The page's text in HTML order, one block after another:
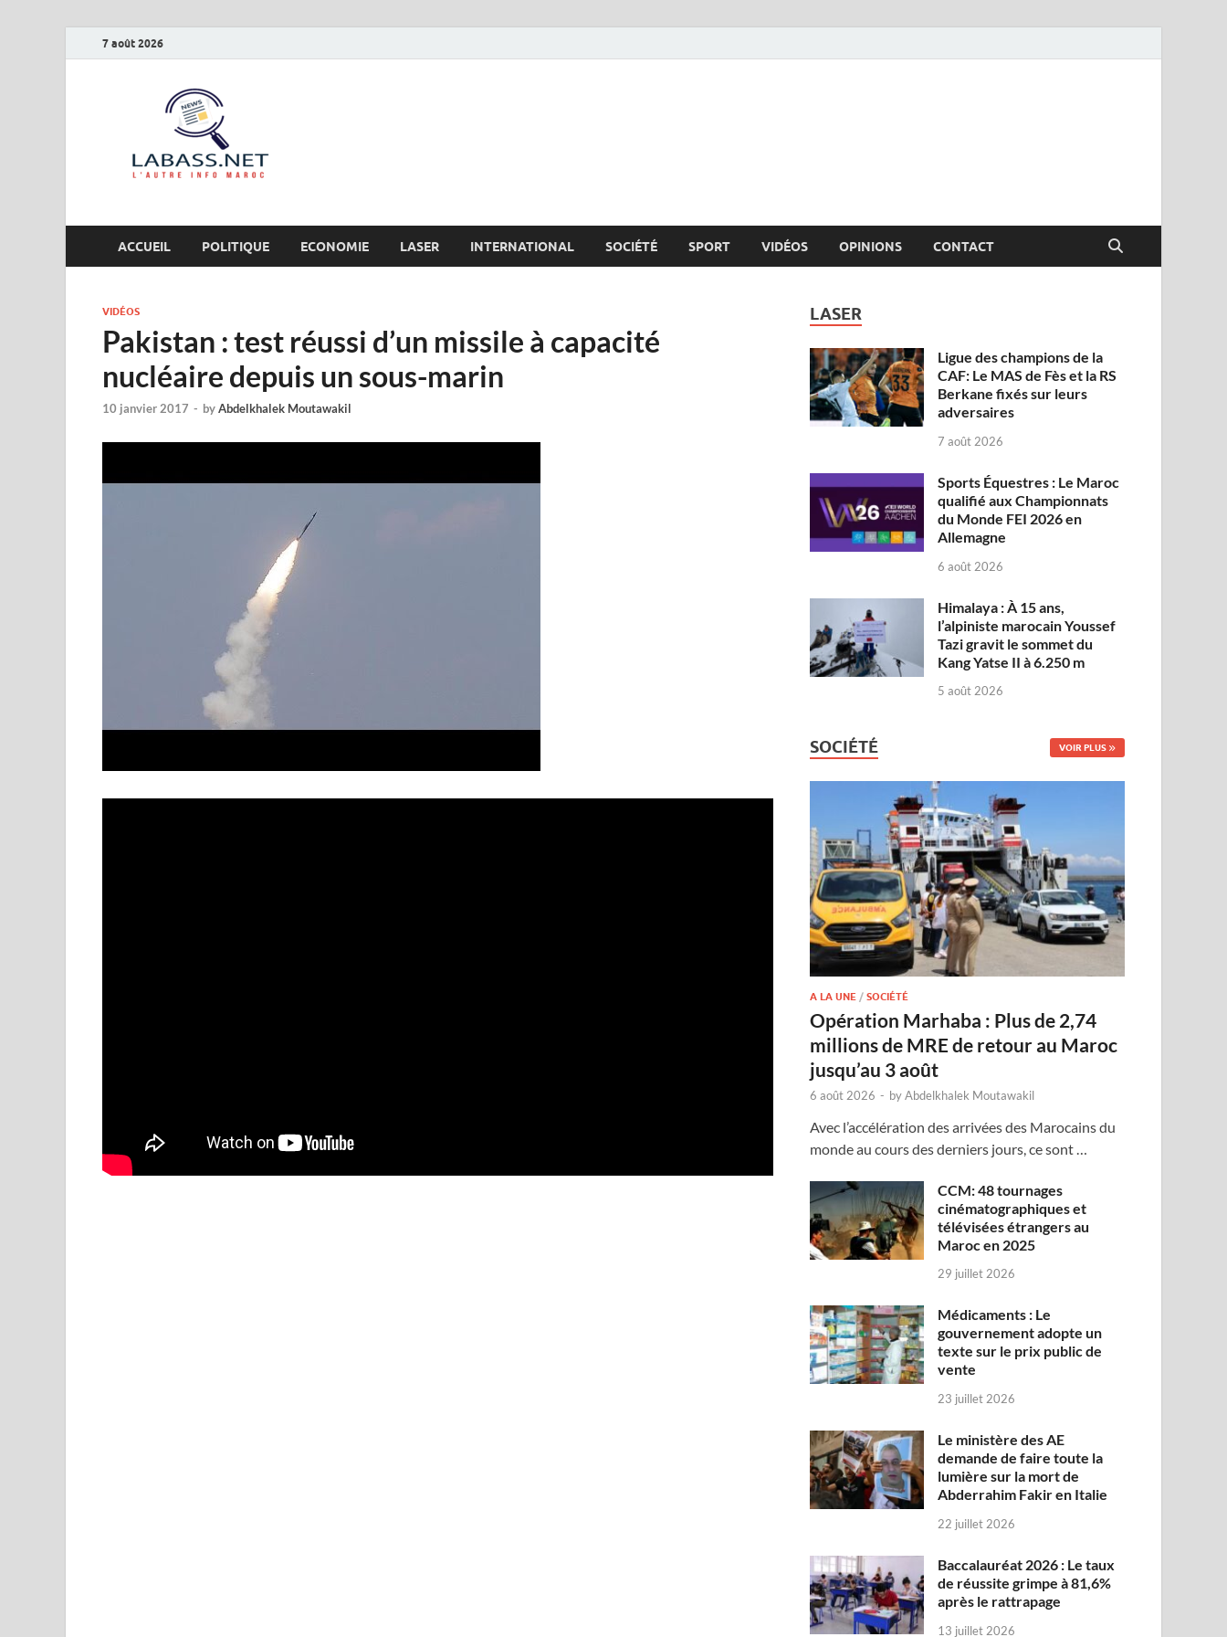
7 août 2026
ACCUEIL POLITIQUE ECONOMIE LASER INTERNATIONAL SOCIÉTÉ SPORT VIDÉOS OPINIONS CONTACT
VIDÉOS
Pakistan : test réussi d’un missile à capacité
nucléaire depuis un sous-marin
10 janvier 2017 - byAbdelkhalek Moutawakil
LASER
Ligue des champions de la
CAF: Le MAS de Fès et la RS
Berkane fixés sur leurs
adversaires
7 août 2026
Sports Équestres : Le Maroc
qualifié aux Championnats
du Monde FEI 2026 en
Allemagne
6 août 2026
Himalaya : À 15 ans,
l’alpiniste marocain Youssef
Tazi gravit le sommet du
Kang Yatse II à 6.250 m
5 août 2026
SOCIÉTÉ VOIR PLUS
A LA UNE /SOCIÉTÉ
Opération Marhaba : Plus de 2,74
millions de MRE de retour au Maroc
jusqu’au 3 août
6 août 2026 - byAbdelkhalek Moutawakil
Avec l’accélération des arrivées des Marocains du
monde au cours des derniers jours, ce sont …
CCM: 48 tournages
cinématographiques et
télévisées étrangers au
Maroc en 2025
29 juillet 2026
Médicaments : Le
gouvernement adopte un
texte sur le prix public de
vente
23 juillet 2026
Le ministère des AE
demande de faire toute la
lumière sur la mort de
Abderrahim Fakir en Italie
22 juillet 2026
Baccalauréat 2026 : Le taux
de réussite grimpe à 81,6%
après le rattrapage
13 juillet 2026